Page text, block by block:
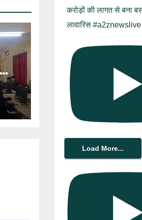
करोड़ों की लागत से बना
लावारिस
Load More...